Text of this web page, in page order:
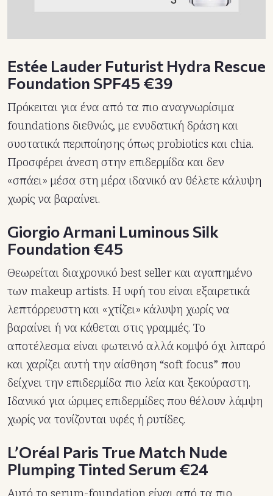
Estée Lauder Futurist Hydra Rescue
Foundation SPF45 €39
Πρόκειται για ένα από τα πιο αναγνωρίσιμα
foundations διεθνώς, με ενυδατική δράση και
συστατικά περιποίησης όπως probiotics και chia.
Προσφέρει άνεση στην επιδερμίδα και δεν
«σπάει» μέσα στη μέρα ιδανικό αν θέλετε κάλυψη
χωρίς να βαραίνει.
Giorgio Armani Luminous Silk
Foundation €45
Θεωρείται διαχρονικό best seller και αγαπημένο
των makeup artists. Η υφή του είναι εξαιρετικά
λεπτόρρευστη και «χτίζει» κάλυψη χωρίς να
βαραίνει ή να κάθεται στις γραμμές. Το
αποτέλεσμα είναι φωτεινό αλλά κομψό όχι λιπαρό
και χαρίζει αυτή την αίσθηση “soft focus” που
δείχνει την επιδερμίδα πιο λεία και ξεκούραστη.
Ιδανικό για ώριμες επιδερμίδες που θέλουν λάμψη
χωρίς να τονίζονται υφές ή ρυτίδες.
L’Oréal Paris True Match Nude
Plumping Tinted Serum €24